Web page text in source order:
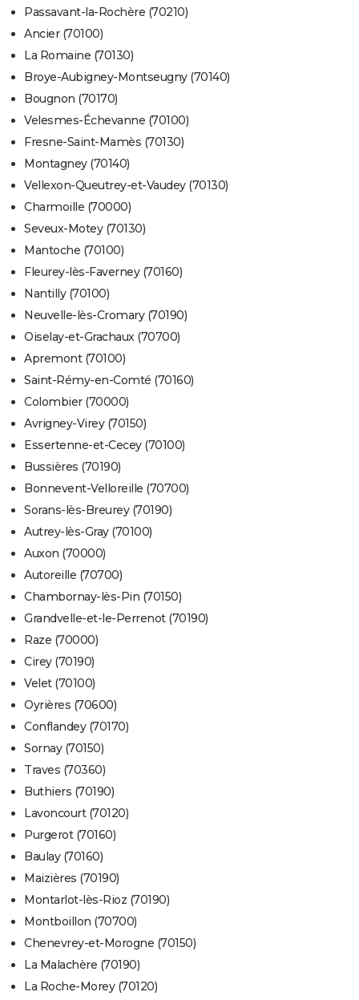
Passavant-la-Rochère (70210)
Ancier (70100)
La Romaine (70130)
Broye-Aubigney-Montseugny (70140)
Bougnon (70170)
Velesmes-Échevanne (70100)
Fresne-Saint-Mamès (70130)
Montagney (70140)
Vellexon-Queutrey-et-Vaudey (70130)
Charmoille (70000)
Seveux-Motey (70130)
Mantoche (70100)
Fleurey-lès-Faverney (70160)
Nantilly (70100)
Neuvelle-lès-Cromary (70190)
Oiselay-et-Grachaux (70700)
Apremont (70100)
Saint-Rémy-en-Comté (70160)
Colombier (70000)
Avrigney-Virey (70150)
Essertenne-et-Cecey (70100)
Bussières (70190)
Bonnevent-Velloreille (70700)
Sorans-lès-Breurey (70190)
Autrey-lès-Gray (70100)
Auxon (70000)
Autoreille (70700)
Chambornay-lès-Pin (70150)
Grandvelle-et-le-Perrenot (70190)
Raze (70000)
Cirey (70190)
Velet (70100)
Oyrières (70600)
Conflandey (70170)
Sornay (70150)
Traves (70360)
Buthiers (70190)
Lavoncourt (70120)
Purgerot (70160)
Baulay (70160)
Maizières (70190)
Montarlot-lès-Rioz (70190)
Montboillon (70700)
Chenevrey-et-Morogne (70150)
La Malachère (70190)
La Roche-Morey (70120)